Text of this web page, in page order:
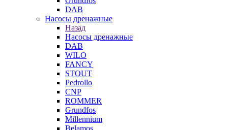
DAB
Насосы дренажные
Назад
Насосы дренажные
DAB
WILO
FANCY
STOUT
Pedrollo
CNP
ROMMER
Grundfos
Millennium
Belamos